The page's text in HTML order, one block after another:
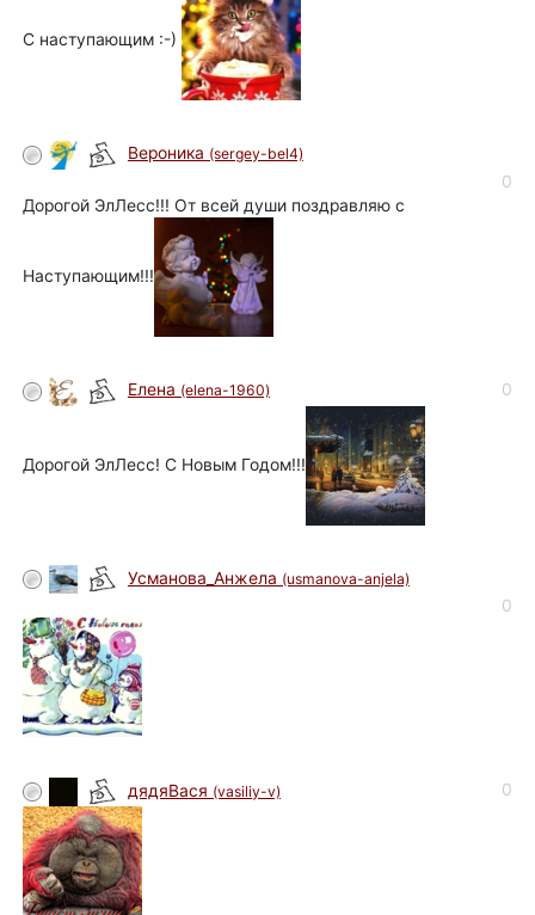
С наступающим :-)
Вероника (sergey-bel4)
0
Дорогой ЭлЛесс!!! От всей души поздравляю с
Наступающим!!!
Елена (elena-1960) 0
Дорогой ЭлЛесс! С Новым Годом!!!
Усманова_Анжела (usmanova-anjela)
0
дядяВася (vasiliy-v) 0